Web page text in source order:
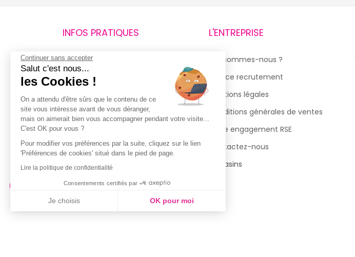
INFOS PRATIQUES
Retours et remboursements
Suivi de commande
Livraisons
Guide des tailles
Politique de confidentialité
Conditions générales d’utilisation
de la Carte de Fidélité
L'ENTREPRISE
Qui sommes-nous ?
Espace recrutement
Mentions légales
Conditions générales de ventes
Notre engagement RSE
Contactez-nous
Magasins
Continuer sans accepter
Salut c'est nous...
les Cookies !
On a attendu d'être sûrs que le contenu de ce
site vous intéresse avant de vous déranger,
mais on aimerait bien vous accompagner pendant votre visite...
C'est OK pour vous ?
Pour modifier vos préférences par la suite, cliquez sur le lien
'Préférences de cookies' situé dans le pied de page.
Lire la politique de confidentialité
Consentements certifiés par
Je choisis OK pour moi